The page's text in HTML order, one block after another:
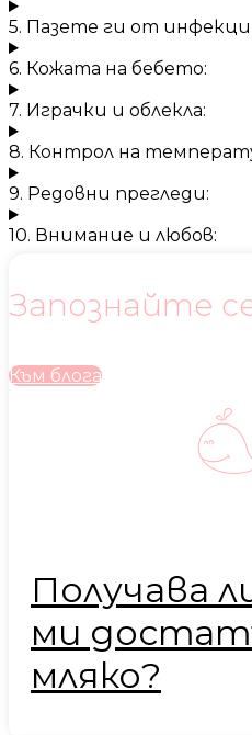
5. Пазете ги от
6. Кожата на бебето:
7. Играчки и облекла:
8. Контрол на
9. Редовни прегледи:
10. Внимание и любов:
Запознайте
Към блога
Получава
ми
мляко?